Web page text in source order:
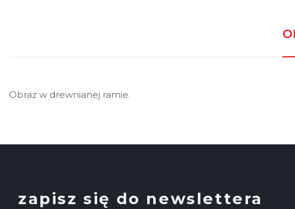
Obraz w drewnianej ramie.
zapisz się do newslettera